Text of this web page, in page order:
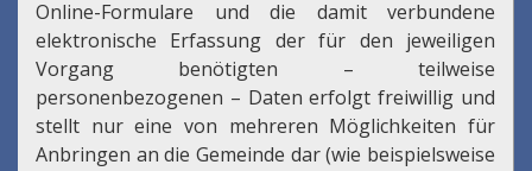
Online-Formulare und die damit verbundene
elektronische Erfassung der für den jeweiligen
Vorgang benötigten – teilweise
personenbezogenen – Daten erfolgt freiwillig und
stellt nur eine von mehreren Möglichkeiten für
Anbringen an die Gemeinde dar (wie beispielsweise